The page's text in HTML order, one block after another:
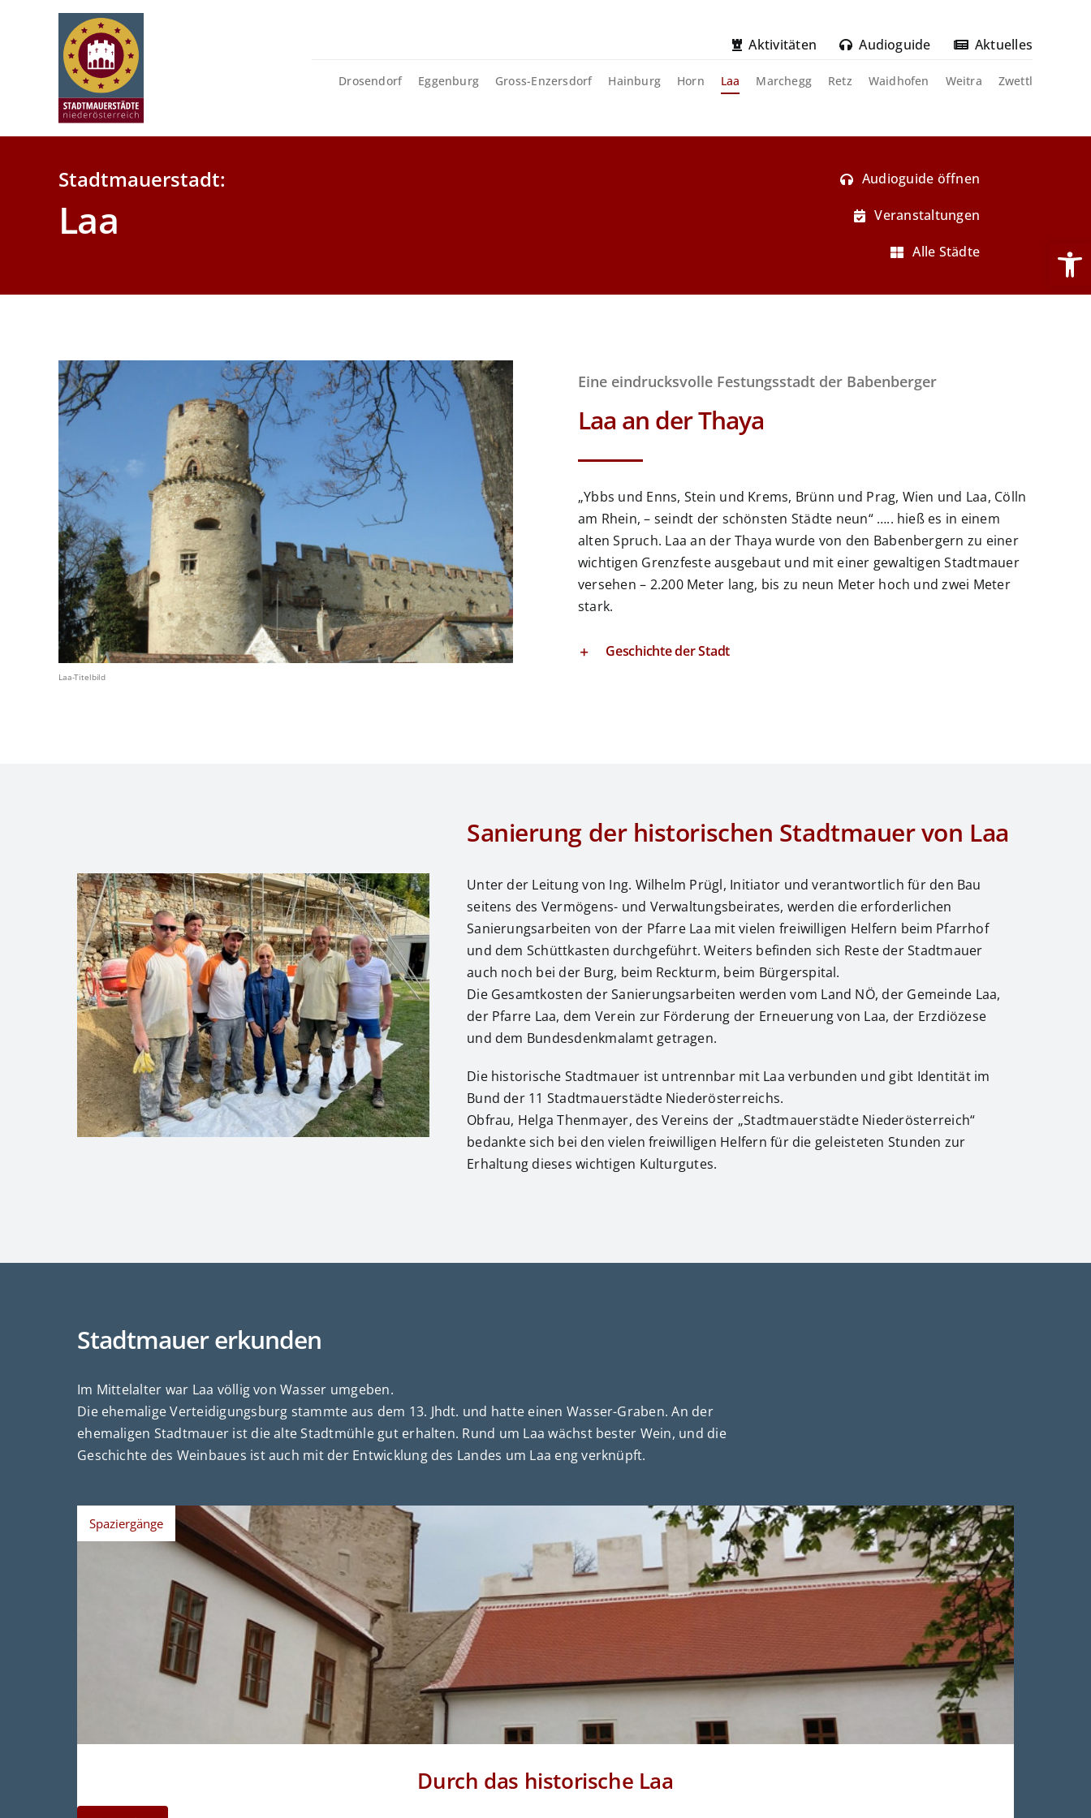
Aktivitäten Audioguide Aktuelles
Drosendorf Eggenburg Gross-Enzersdorf Hainburg Horn Laa Marchegg Retz Waidhofen Weitra Zwettl
Stadtmauerstadt:
Laa
Audioguide öffnen
Veranstaltungen
Alle Städte
Laa-Titelbild
Eine eindrucksvolle Festungsstadt der Babenberger
Laa an der Thaya
„Ybbs und Enns, Stein und Krems, Brünn und Prag, Wien und Laa, Cölln
am Rhein, – seindt der schönsten Städte neun“ ….. hieß es in einem
alten Spruch. Laa an der Thaya wurde von den Babenbergern zu einer
wichtigen Grenzfeste ausgebaut und mit einer gewaltigen Stadtmauer
versehen – 2.200 Meter lang, bis zu neun Meter hoch und zwei Meter
stark.
Geschichte der Stadt
Sanierung der historischen Stadtmauer von Laa
Unter der Leitung von Ing. Wilhelm Prügl, Initiator und verantwortlich für den Bau
seitens des Vermögens- und Verwaltungsbeirates, werden die erforderlichen
Sanierungsarbeiten von der Pfarre Laa mit vielen freiwilligen Helfern beim Pfarrhof
und dem Schüttkasten durchgeführt. Weiters befinden sich Reste der Stadtmauer
auch noch bei der Burg, beim Reckturm, beim Bürgerspital.
Die Gesamtkosten der Sanierungsarbeiten werden vom Land NÖ, der Gemeinde Laa,
der Pfarre Laa, dem Verein zur Förderung der Erneuerung von Laa, der Erzdiözese
und dem Bundesdenkmalamt getragen.
Die historische Stadtmauer ist untrennbar mit Laa verbunden und gibt Identität im
Bund der 11 Stadtmauerstädte Niederösterreichs.
Obfrau, Helga Thenmayer, des Vereins der „Stadtmauerstädte Niederösterreich“
bedankte sich bei den vielen freiwilligen Helfern für die geleisteten Stunden zur
Erhaltung dieses wichtigen Kulturgutes.
Stadtmauer erkunden
Im Mittelalter war Laa völlig von Wasser umgeben.
Die ehemalige Verteidigungsburg stammte aus dem 13. Jhdt. und hatte einen Wasser-Graben. An der
ehemaligen Stadtmauer ist die alte Stadtmühle gut erhalten. Rund um Laa wächst bester Wein, und die
Geschichte des Weinbaues ist auch mit der Entwicklung des Landes um Laa eng verknüpft.
Spaziergänge
Durch das historische Laa